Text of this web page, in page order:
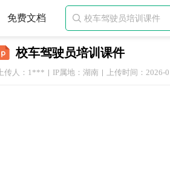
免费文档 
校车驾驶员培训课件
上传人：1*** IP属地：湖南 上传时间：2026-